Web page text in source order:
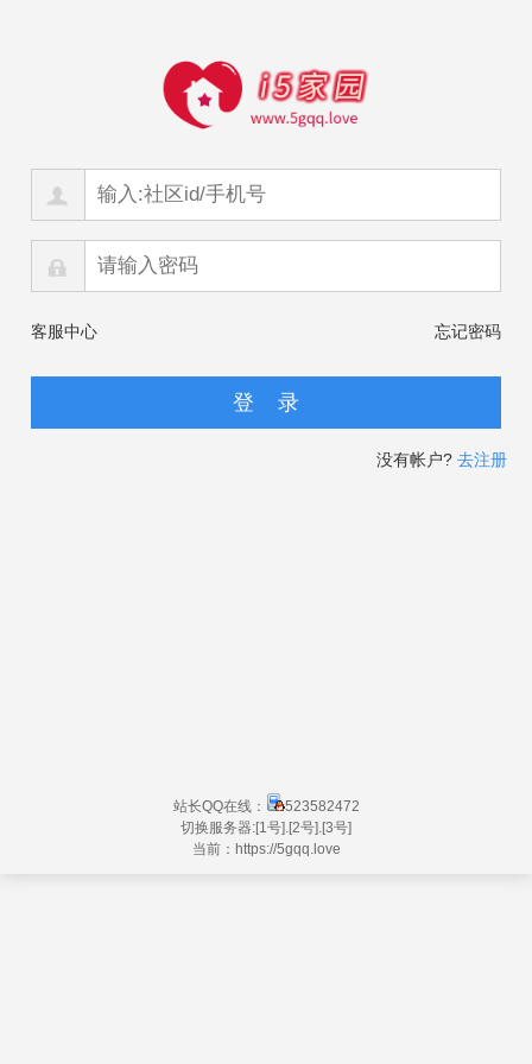
客服中心 忘记密码
没有帐户? 去注册
站长QQ在线：
523582472
切换服务器:[1号] [2号] [3号]
当前：https://5gqq.love